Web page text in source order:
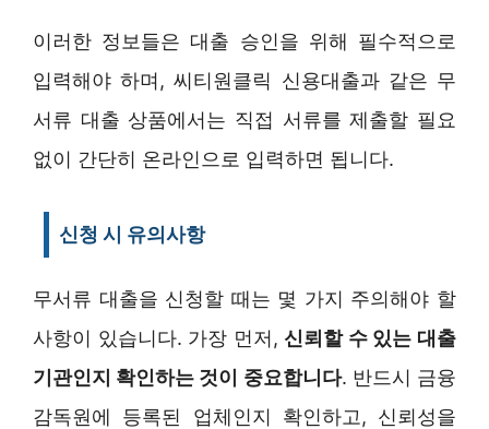
이러한 정보들은 대출 승인을 위해 필수적으로
입력해야 하며, 씨티원클릭 신용대출과 같은 무
서류 대출 상품에서는 직접 서류를 제출할 필요
없이 간단히 온라인으로 입력하면 됩니다.
신청 시 유의사항
무서류 대출을 신청할 때는 몇 가지 주의해야 할
사항이 있습니다. 가장 먼저, 신뢰할 수 있는 대출
기관인지 확인하는 것이 중요합니다. 반드시 금융
감독원에 등록된 업체인지 확인하고, 신뢰성을